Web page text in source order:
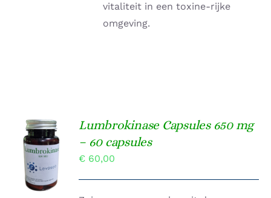
vitaliteit in een toxine-rijke
omgeving.
TOEVOEGEN
AAN
WINKELWAGEN
/
DETAILS
Lumbrokinase Capsules 650 mg
– 60 capsules
€ 60,00